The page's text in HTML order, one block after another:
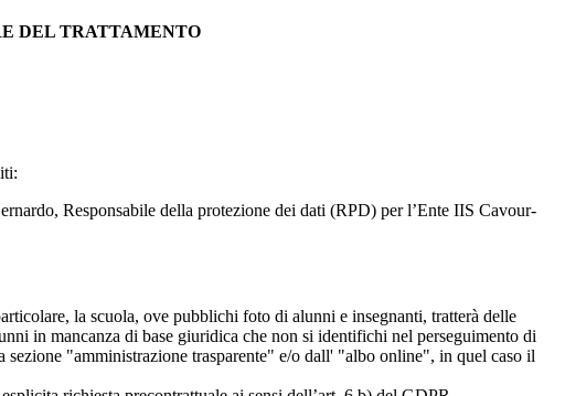
DEL TRATTAMENTO
, Responsabile della protezione dei dati (RPD) per l’Ente IIS Cavour-
la scuola, ove pubblichi foto di alunni e insegnanti, tratterà delle
in mancanza di base giuridica che non si identifichi nel perseguimento di
"amministrazione trasparente" e/o dall' "albo online", in quel caso il